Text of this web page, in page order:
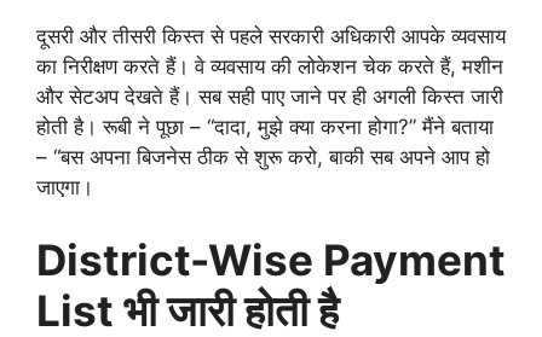
दूसरी और तीसरी किस्त से पहले सरकारी अधिकारी आपके व्यवसाय
का निरीक्षण करते हैं। वे व्यवसाय की लोकेशन चेक करते हैं, मशीन
और सेटअप देखते हैं। सब सही पाए जाने पर ही अगली किस्त जारी
होती है। रूबी ने पूछा – “दादा, मुझे क्या करना होगा?” मैंने बताया
– “बस अपना बिजनेस ठीक से शुरू करो, बाकी सब अपने आप हो
जाएगा।
District-Wise Payment
List भी जारी होती है